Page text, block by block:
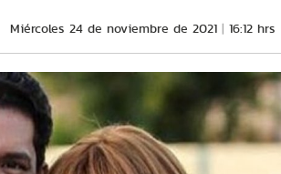
Miércoles 24 de noviembre de 2021 16:12 hrs